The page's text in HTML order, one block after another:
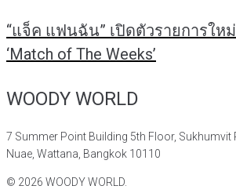
“แจ็ค แฟนฉัน” เปิดตัวรายการให
‘Match of The Weeks’
WOODY WORLD
7 Summer Point Building 5th Floor, Sukhumvit
Nuae, Wattana, Bangkok 10110
© 2026 WOODY WORLD.